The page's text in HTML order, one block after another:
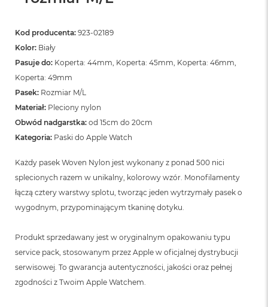
Kod producenta: 923-02189
Kolor: Biały
Pasuje do: Koperta: 44mm, Koperta: 45mm, Koperta: 46mm,
Koperta: 49mm
Pasek: Rozmiar M/L
Materiał: Pleciony nylon
Obwód nadgarstka: od 15cm do 20cm
Kategoria: Paski do Apple Watch
Każdy pasek Woven Nylon jest wykonany z ponad 500 nici
splecionych razem w unikalny, kolorowy wzór. Monofilamenty
łączą cztery warstwy splotu, tworząc jeden wytrzymały pasek o
wygodnym, przypominającym tkaninę dotyku.
Produkt sprzedawany jest w oryginalnym opakowaniu typu
service pack, stosowanym przez Apple w oficjalnej dystrybucji
serwisowej. To gwarancja autentyczności, jakości oraz pełnej
zgodności z Twoim Apple Watchem.